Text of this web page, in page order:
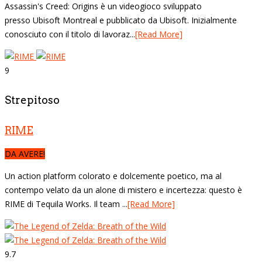
Assassin's Creed: Origins è un videogioco sviluppato
presso Ubisoft Montreal e pubblicato da Ubisoft. Inizialmente
conosciuto con il titolo di lavoraz...[Read More]
9
Strepitoso
RIME
DA AVERE!
Un action platform colorato e dolcemente poetico, ma al
contempo velato da un alone di mistero e incertezza: questo è
RIME di Tequila Works. Il team ...[Read More]
9.7